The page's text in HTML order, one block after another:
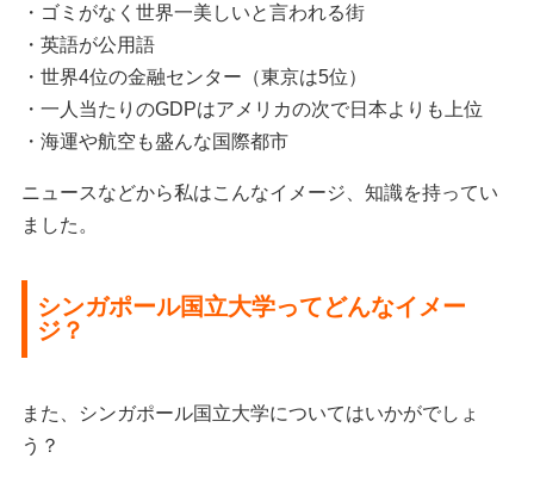
・ゴミがなく世界一美しいと言われる街
・英語が公用語
・世界4位の金融センター（東京は5位）
・一人当たりのGDPはアメリカの次で日本よりも上位
・海運や航空も盛んな国際都市
ニュースなどから私はこんなイメージ、知識を持ってい
ました。
シンガポール国立大学ってどんなイメー
ジ？
また、シンガポール国立大学についてはいかがでしょ
う？